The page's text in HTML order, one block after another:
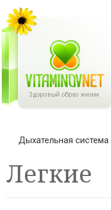
Дыхательная система
Легкие